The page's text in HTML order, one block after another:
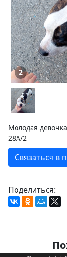
2
Молодая
28А/2
Связаться в
Поделиться: